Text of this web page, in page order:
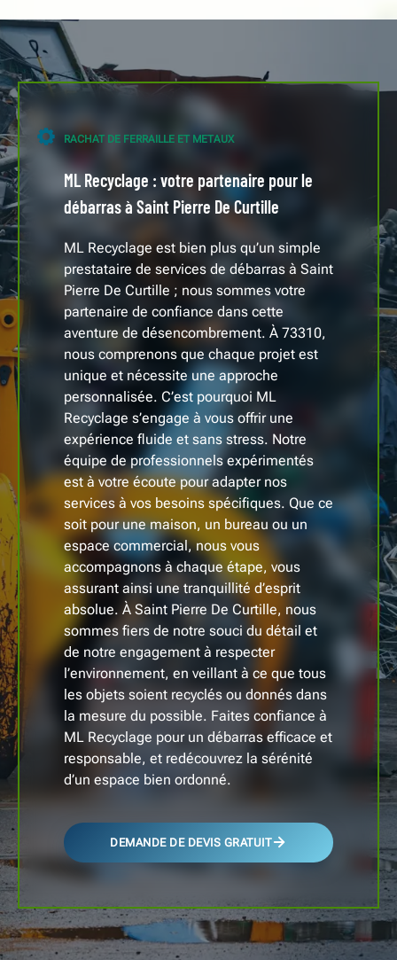
RACHAT DE FERRAILLE ET METAUX
ML Recyclage : votre partenaire pour le
débarras à Saint Pierre De Curtille
ML Recyclage est bien plus qu’un simple
prestataire de services de débarras à Saint
Pierre De Curtille ; nous sommes votre
partenaire de confiance dans cette
aventure de désencombrement. À 73310,
nous comprenons que chaque projet est
unique et nécessite une approche
personnalisée. C’est pourquoi ML
Recyclage s’engage à vous offrir une
expérience fluide et sans stress. Notre
équipe de professionnels expérimentés
est à votre écoute pour adapter nos
services à vos besoins spécifiques. Que ce
soit pour une maison, un bureau ou un
espace commercial, nous vous
accompagnons à chaque étape, vous
assurant ainsi une tranquillité d’esprit
absolue. À Saint Pierre De Curtille, nous
sommes fiers de notre souci du détail et
de notre engagement à respecter
l’environnement, en veillant à ce que tous
les objets soient recyclés ou donnés dans
la mesure du possible. Faites confiance à
ML Recyclage pour un débarras efficace et
responsable, et redécouvrez la sérénité
d’un espace bien ordonné.
DEMANDE DE DEVIS GRATUIT